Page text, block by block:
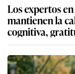
Los expertos
mantienen la
cognitiva,